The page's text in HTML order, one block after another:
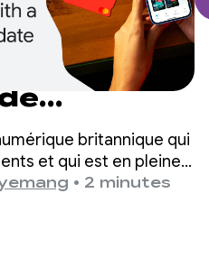
ses
jusqu'à
une
jour R8
britannique qui
et qui est en pleine
l'application évoluait,
le temps de
• 2 minutes